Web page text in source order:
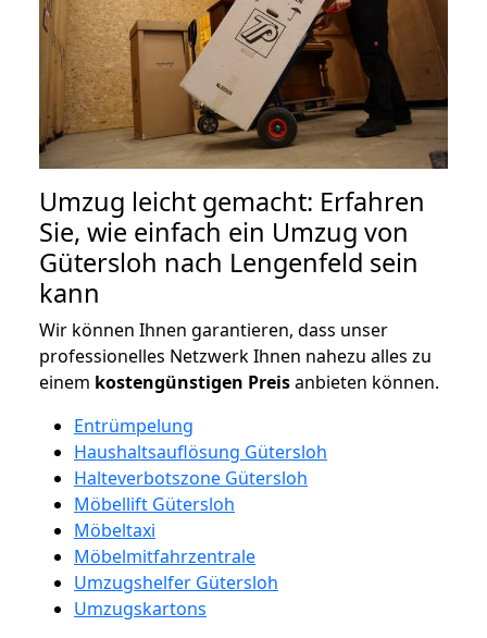
Umzug leicht gemacht: Erfahren
Sie, wie einfach ein Umzug von
Gütersloh nach Lengenfeld sein
kann
Wir können Ihnen garantieren, dass unser
professionelles Netzwerk Ihnen nahezu alles zu
einem kostengünstigen Preisanbieten können.
Entrümpelung
Haushaltsauflösung Gütersloh
Halteverbotszone Gütersloh
Möbellift Gütersloh
Möbeltaxi
Möbelmitfahrzentrale
Umzugshelfer Gütersloh
Umzugskartons